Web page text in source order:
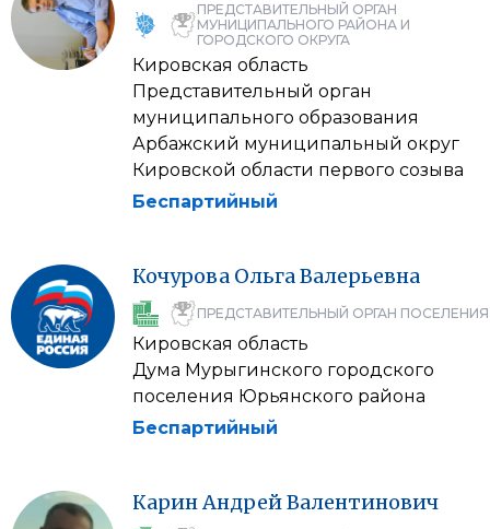
ПРЕДСТАВИТЕЛЬНЫЙ ОРГАН
МУНИЦИПАЛЬНОГО РАЙОНА И
ГОРОДСКОГО ОКРУГА
Кировская область
Представительный орган
муниципального образования
Арбажский муниципальный округ
Кировской области первого созыва
Беспартийный
Кочурова ОльгаВалерьевна
ПРЕДСТАВИТЕЛЬНЫЙ ОРГАН ПОСЕЛЕНИЯ
Кировская область
Дума Мурыгинского городского
поселения Юрьянского района
Беспартийный
КаринАндрейВалентинович